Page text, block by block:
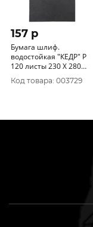
157 p
Бумага шлиф.
водостойкая "КЕДР" P
120 листы 230 Х 280
мм пачка 10 шт 061-
0120
Код товара: 003729